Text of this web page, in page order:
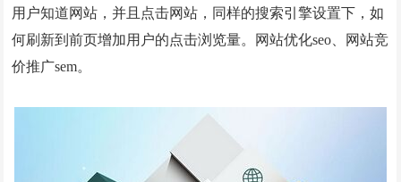
竞价托管案例
网站优化案例
用户知道网站，并且点击网站，同样的搜索引擎设置下，如
何刷新到前页增加用户的点击浏览量。网站优化seo、网站竞
价推广sem。